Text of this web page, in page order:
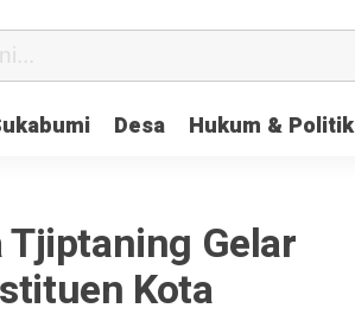
Desa Hukum & Politik
Gelar
Kota